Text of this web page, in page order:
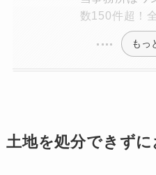
数150件超！
もっ
土地を処分できず